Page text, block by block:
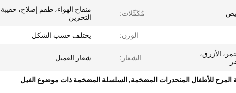
مُكَمِّلات:
منفاخ الهواء، طقم إصلاح، حقيبة
التخزين
الوزن: يختلف حسب الشكل
الأزرق،
الشعار: شعار العميل
المرح للأطفال المنحدرات المضخمة, السلسلة المضخمة ذات موضوع الفيل